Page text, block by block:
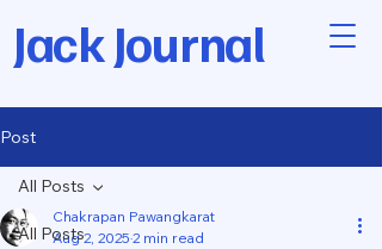
Jack Journal
Post
All Posts
All Posts
Chakrapan Pawangkarat
Aug 2, 2025 2 min read